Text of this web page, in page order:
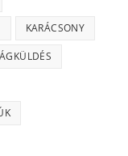
KARÁCSONY